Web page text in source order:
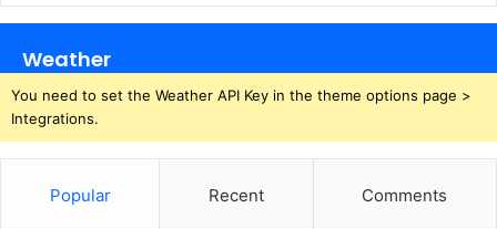
Weather
You need to set the Weather API Key in the theme options page >
Integrations.
Popular Recent Comments